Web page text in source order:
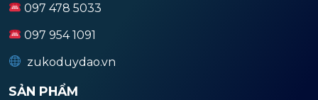
097 478 5033
097 954 1091
zukoduydao.vn
SẢN PHẨM